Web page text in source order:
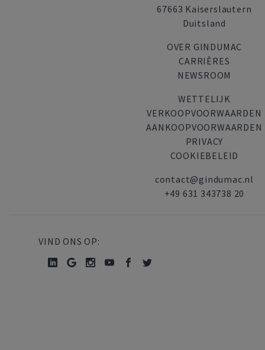
67663 Kaiserslautern
Duitsland
OVER GINDUMAC
CARRIÈRES
NEWSROOM
WETTELIJK
VERKOOPVOORWAARDEN
AANKOOPVOORWAARDEN
PRIVACY
COOKIEBELEID
contact@gindumac.nl
+49 631 343738 20
VIND ONS OP: